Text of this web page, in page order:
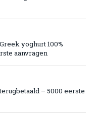
yoghurt 100%
aanvragen
– 5000 eerste